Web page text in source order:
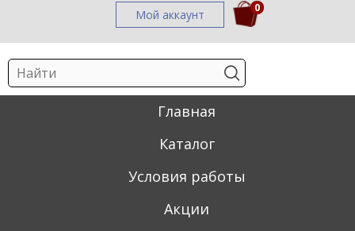
Мой аккаунт 0
Главная
Каталог
Условия работы
Акции